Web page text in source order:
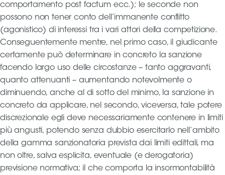
Whistleblowing
Area
Media
Social media
comportamento post factum ecc.); le seconde non
possono non tener conto dell’immanente conflitto
(agonistico) di interessi tra i vari attori della competizione.
Conseguentemente mentre, nel primo caso, il giudicante
certamente può determinare in concreto la sanzione
facendo largo uso delle circostanze – tanto aggravanti,
quanto attenuanti – aumentando notevolmente o
diminuendo, anche al di sotto del minimo, la sanzione in
concreto da applicare, nel secondo, viceversa, tale potere
discrezionale egli deve necessariamente contenere in limiti
più angusti, potendo senza dubbio esercitarlo nell’ambito
della gamma sanzionatoria prevista dai limiti edittali, ma
non oltre, salva esplicita, eventuale (e derogatoria)
previsione normativa; il che comporta la insormontabilità